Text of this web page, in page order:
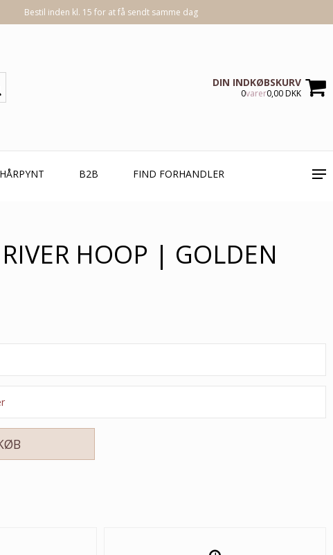
Bestil inden kl. 15 for at få sendt samme dag
DIN INDKØBSKURV
0varer0,00 DKK
HÅRPYNT B2B FIND FORHANDLER
HOOP | GOLDEN